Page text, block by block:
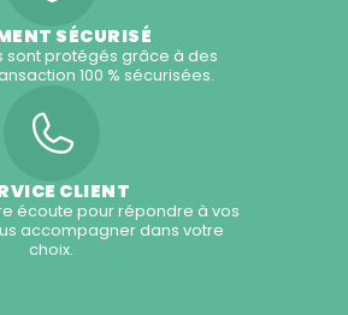
SÉCURISÉ
sont protégés grâce à des
100 % sécurisées.
CLIENT
écoute pour répondre à vos
accompagner dans votre
choix.